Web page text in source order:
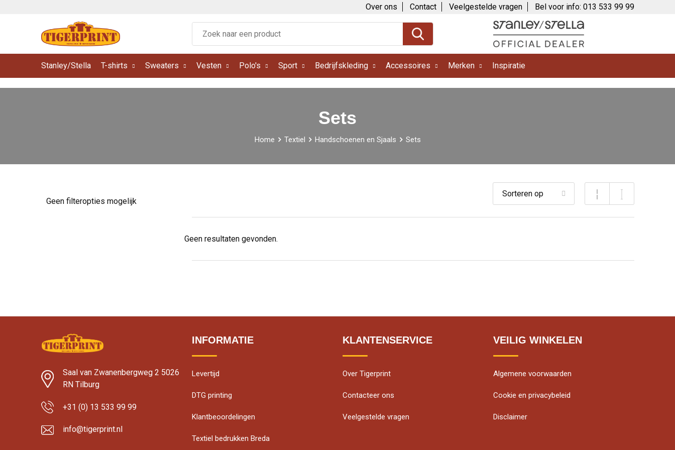
Over ons Contact Veelgestelde vragen Bel voor info: 013 533 99 99
Stanley/Stella T-shirts Sweaters Vesten Polo's Sport Bedrijfskleding Accessoires Merken Inspiratie
Sets
Home Textiel Handschoenen en Sjaals Sets
Geen filteropties mogelijk
Geen resultaten gevonden.
Saal van Zwanenbergweg 2 5026
RN Tilburg
+31 (0) 13 533 99 99
info@tigerprint.nl
INFORMATIE
Levertijd
DTG printing
Klantbeoordelingen
Textiel bedrukken Breda
KLANTENSERVICE
Over Tigerprint
Contacteer ons
Veelgestelde vragen
VEILIG WINKELEN
Algemene voorwaarden
Cookie en privacybeleid
Disclaimer